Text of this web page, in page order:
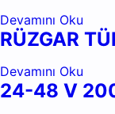
Devamını Oku
RÜZGAR
Devamını Oku
24-48 V